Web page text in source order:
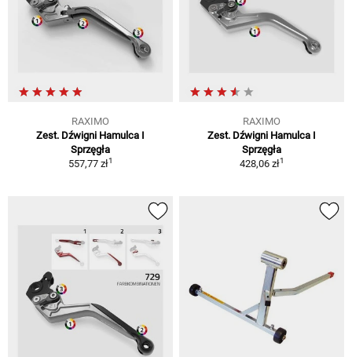
RAXIMO
Zest. Dźwigni Hamulca I
Sprzęgła
557,77 zł1
RAXIMO
Zest. Dźwigni Hamulca I
Sprzęgła
428,06 zł1